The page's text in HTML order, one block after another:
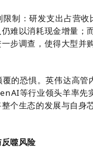
制：研发支出占营
难以消耗现金增量；
步调查，使得大型并
的恐惧。英伟达高管
等行业领头羊率先
个生态的发展与自身
噬风险